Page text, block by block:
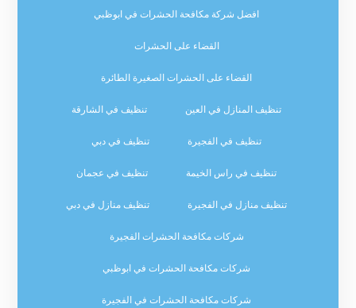
افضل شركة مكافحة الحشرات في ابوظبي
القضاء على الحشرات
القضاء على الحشرات الصغيرة الطائرة
تنظيف المنازل في العين تنظيف في الشارقة
تنظيف في الفجيرة تنظيف في دبي
تنظيف في راس الخيمة تنظيف في عجمان
تنظيف منازل في الفجيرة تنظيف منازل في دبي
شركات مكافحة الحشرات الفجيرة
شركات مكافحة الحشرات في ابوظبي
شركات مكافحة الحشرات في الفجيرة